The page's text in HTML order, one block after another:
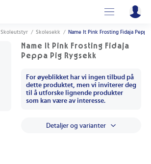
Skoleutstyr / Skolesekk / Name It Pink Frosting Fidaja Peppa
Name It Pink Frosting Fidaja
Peppa Pig Rygsekk
For øyeblikket har vi ingen tilbud på
dette produktet, men vi inviterer deg
til å utforske lignende produkter
som kan være av interesse.
Detaljer og varianter